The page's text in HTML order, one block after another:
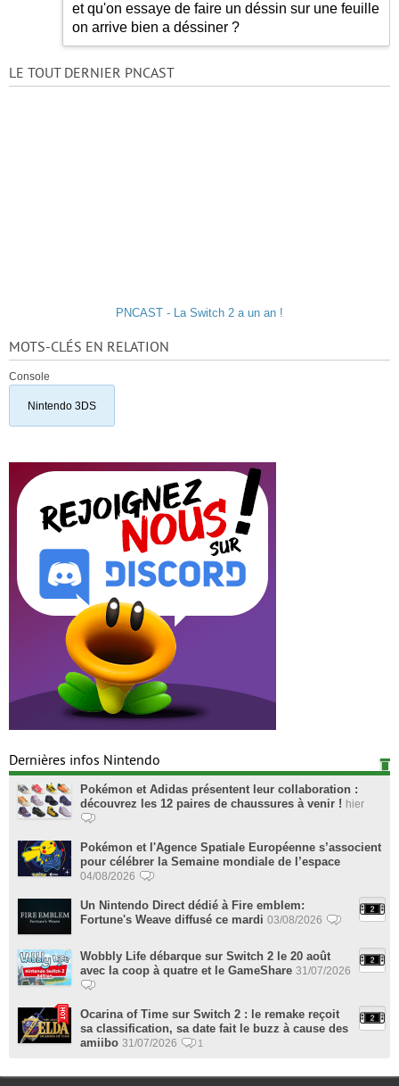
et qu'on essaye de faire un déssin sur une feuille
on arrive bien a déssiner ?
LE TOUT DERNIER PNCAST
PNCAST - La Switch 2 a un an !
MOTS-CLÉS EN RELATION
Console
Nintendo 3DS
Dernières infos Nintendo
Pokémon et Adidas présentent leur collaboration :
découvrez les 12 paires de chaussures à venir ! hier
Pokémon et l'Agence Spatiale Européenne s’associent
pour célébrer la Semaine mondiale de l’espace
04/08/2026
Un Nintendo Direct dédié à Fire emblem:
Fortune's Weave diffusé ce mardi 03/08/2026
Wobbly Life débarque sur Switch 2 le 20 août
avec la coop à quatre et le GameShare 31/07/2026
Ocarina of Time sur Switch 2 : le remake reçoit
sa classification, sa date fait le buzz à cause des
amiibo 31/07/2026 1